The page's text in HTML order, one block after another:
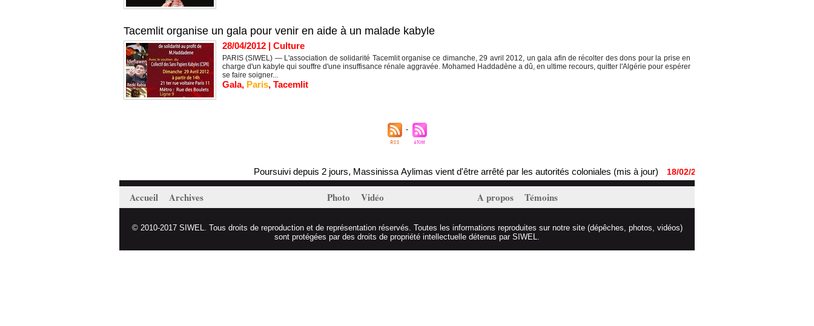
Tacemlit organise un gala pour venir en aide à un malade kabyle
28/04/2012 | Culture
PARIS (SIWEL) — L'association de solidarité Tacemlit organise ce dimanche, 29 avril 2012, un gala afin de récolter des dons pour la prise en
charge d'un kabyle qui souffre d'une insuffisance rénale aggravée. Mohamed Haddadène a dû, en ultime recours, quitter l'Algérie pour espérer
se faire soigner...
Gala, Paris, Tacemlit
Poursuivi depuis 2 jours, Massinissa Aylimas vient d'être arrêté par les autorités coloniales (mis à jour) 18/02/2017
Accueil Archives Photo Vidéo A propos Témoins
© 2010-2017 SIWEL. Tous droits de reproduction et de représentation réservés. Toutes les informations reproduites sur notre site (dépêches, photos, vidéos)
sont protégées par des droits de propriété intellectuelle détenus par SIWEL.